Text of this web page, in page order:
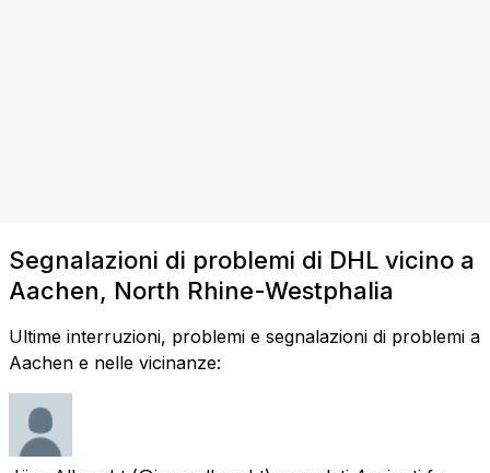
Segnalazioni di problemi di DHL vicino a
Aachen, North Rhine-Westphalia
Ultime interruzioni, problemi e segnalazioni di problemi a
Aachen e nelle vicinanze: